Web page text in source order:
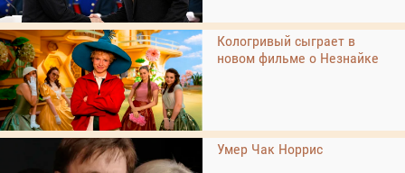
Кологривый сыграет в
новом фильме о Незнайке
Умер Чак Норрис